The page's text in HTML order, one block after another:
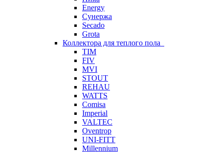
Energy
Сунержа
Secado
Grota
Коллектора для теплого пола
TIM
FIV
MVI
STOUT
REHAU
WATTS
Comisa
Imperial
VALTEC
Oventrop
UNI-FITT
Millennium